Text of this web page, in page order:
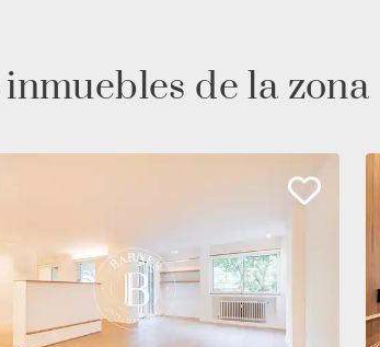
de la zona